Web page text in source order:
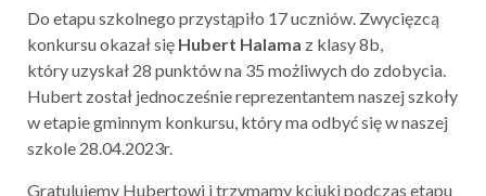
Do etapu szkolnego przystąpiło 17 uczniów. Zwycięzcą
konkursu okazał się Hubert Halama z klasy 8b,
który uzyskał 28 punktów na 35 możliwych do zdobycia.
Hubert został jednocześnie reprezentantem naszej szkoły
w etapie gminnym konkursu, który ma odbyć się w naszej
szkole 28.04.2023r.
Gratulujemy Hubertowi i trzymamy kciuki podczas etapu